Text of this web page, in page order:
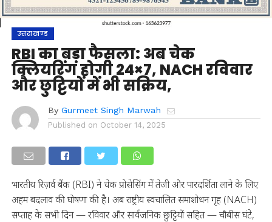
उत्तराखण्ड
RBI का बड़ा फैसला: अब चेक
क्लियरिंग होगी 24×7, NACH रविवार
और छुट्टियों में भी सक्रिय,
By Gurmeet Singh Marwah
Published on October 14, 2025
भारतीय रिज़र्व बैंक (RBI) ने चेक प्रोसेसिंग में तेजी और पारदर्शिता लाने के लिए
अहम बदलाव की घोषणा की है। अब राष्ट्रीय स्वचालित समाशोधन गृह (NACH)
सप्ताह के सभी दिन — रविवार और सार्वजनिक छुट्टियों सहित — चौबीस घंटे,